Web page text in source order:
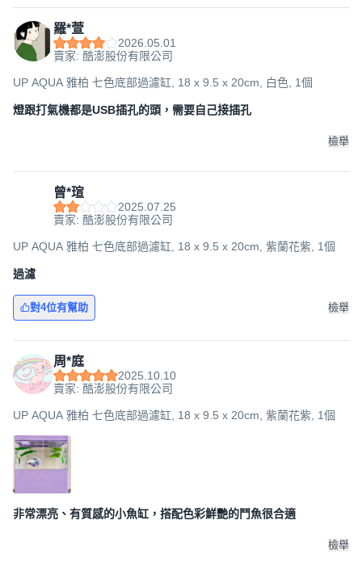
羅*萱
2026.05.01
賣家: 酷澎股份有限公司
UP AQUA 雅柏 七色底部過濾缸, 18 x 9.5 x 20cm, 白色, 1個
燈跟打氣機都是USB插孔的頭，需要自己接插孔
檢舉
曾*瑄
2025.07.25
賣家: 酷澎股份有限公司
UP AQUA 雅柏 七色底部過濾缸, 18 x 9.5 x 20cm, 紫蘭花紫, 1個
過濾
對4位有幫助 檢舉
周*庭
2025.10.10
賣家: 酷澎股份有限公司
UP AQUA 雅柏 七色底部過濾缸, 18 x 9.5 x 20cm, 紫蘭花紫, 1個
非常漂亮、有質感的小魚缸，搭配色彩鮮艷的鬥魚很合適
檢舉